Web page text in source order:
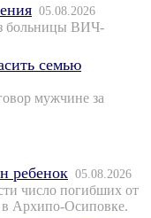
05.08.2026
больницы ВИЧ-
семью
мужчине за
ребенок 05.08.2026
число погибших от
Архипо-Осиповке.